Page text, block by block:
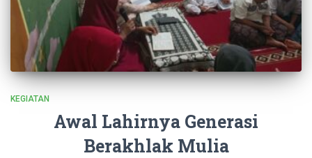
KEGIATAN
Awal Lahirnya Generasi
Berakhlak Mulia